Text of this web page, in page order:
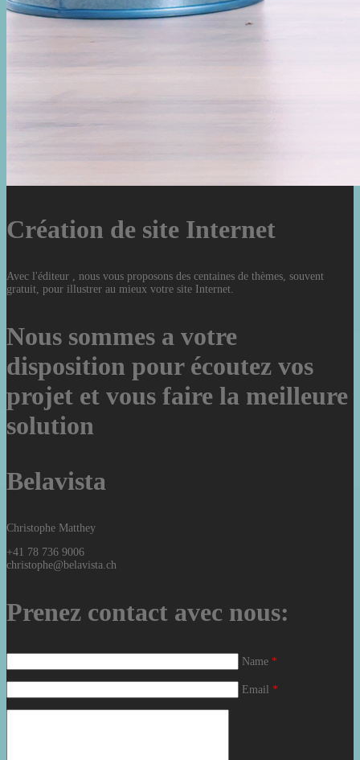
Création de site Internet
Avec l'éditeur , nous vous proposons des centaines de thèmes, souvent
gratuit, pour illustrer au mieux votre site Internet.
Nous sommes a votre
disposition pour écoutez vos
projet et vous faire la meilleure
solution
Belavista
Christophe Matthey
+41 78 736 9006
christophe@belavista.ch
Prenez contact avec nous:
Name *
Email *